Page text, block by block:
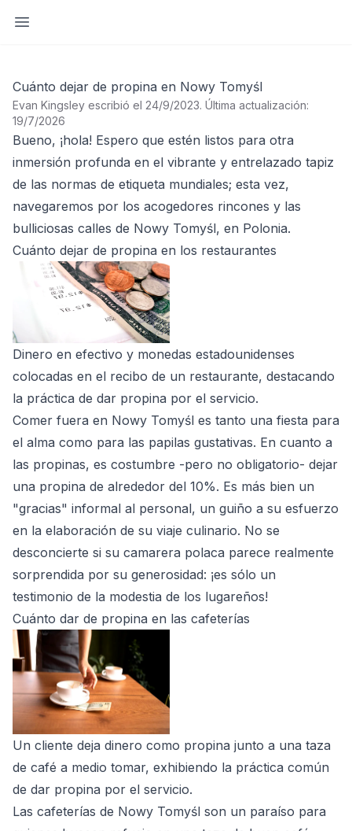
Abrir barra lateral
Cuánto dejar de propina en Nowy Tomyśl
Evan Kingsley escribió el 24/9/2023. Última actualización:
19/7/2026
Bueno, ¡hola! Espero que estén listos para otra
inmersión profunda en el vibrante y entrelazado tapiz
de las normas de etiqueta mundiales; esta vez,
navegaremos por los acogedores rincones y las
bulliciosas calles de Nowy Tomyśl, en Polonia.
Cuánto dejar de propina en los restaurantes
Dinero en efectivo y monedas estadounidenses
colocadas en el recibo de un restaurante, destacando
la práctica de dar propina por el servicio.
Comer fuera en Nowy Tomyśl es tanto una fiesta para
el alma como para las papilas gustativas. En cuanto a
las propinas, es costumbre -pero no obligatorio- dejar
una propina de alrededor del 10%. Es más bien un
"gracias" informal al personal, un guiño a su esfuerzo
en la elaboración de su viaje culinario. No se
desconcierte si su camarera polaca parece realmente
sorprendida por su generosidad: ¡es sólo un
testimonio de la modestia de los lugareños!
Cuánto dar de propina en las cafeterías
Un cliente deja dinero como propina junto a una taza
de café a medio tomar, exhibiendo la práctica común
de dar propina por el servicio.
Las cafeterías de Nowy Tomyśl son un paraíso para